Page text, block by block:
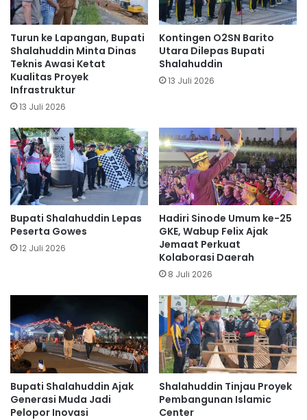
Turun ke Lapangan, Bupati
Shalahuddin Minta Dinas
Teknis Awasi Ketat
Kualitas Proyek
Infrastruktur
13 Juli 2026
Kontingen O2SN Barito
Utara Dilepas Bupati
Shalahuddin
13 Juli 2026
Bupati Shalahuddin Lepas
Peserta Gowes
12 Juli 2026
Hadiri Sinode Umum ke-25
GKE, Wabup Felix Ajak
Jemaat Perkuat
Kolaborasi Daerah
8 Juli 2026
Bupati Shalahuddin Ajak
Generasi Muda Jadi
Pelopor Inovasi
Shalahuddin Tinjau Proyek
Pembangunan Islamic
Center